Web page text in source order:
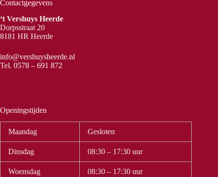
Contactgegevens
‘t Vershuys Heerde
Dorpsstraat 20
8181 HR Heerde
info@vershuysheerde.nl
Tel. 0578 – 691 872
Openingstijden
Maandag Gesloten
Dinsdag 08:30 – 17:30 uur
Woensdag 08:30 – 17:30 uur